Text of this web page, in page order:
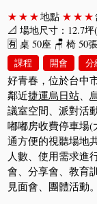
★★★地點 ★★★
📐 場地尺寸：12.7
🈶 桌 50座 🪑 椅 50張
課程 開會 分
好青春，位於台中
鄰近捷運烏日站、
議室空間、派對活
嘟嘟房收費停車場(
通方便的視聽場地
人數、使用需求進
會、分享會、教育
見面會、團體活動。